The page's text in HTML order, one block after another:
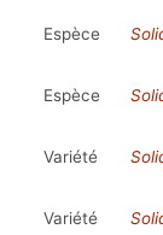
Espèce
Espèce
Variété
Variété